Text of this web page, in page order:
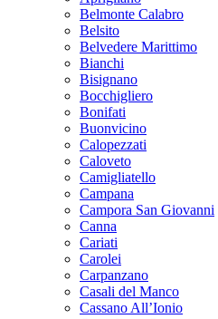
Belmonte Calabro
Belsito
Belvedere Marittimo
Bianchi
Bisignano
Bocchigliero
Bonifati
Buonvicino
Calopezzati
Caloveto
Camigliatello
Campana
Campora San Giovanni
Canna
Cariati
Carolei
Carpanzano
Casali del Manco
Cassano All’Ionio